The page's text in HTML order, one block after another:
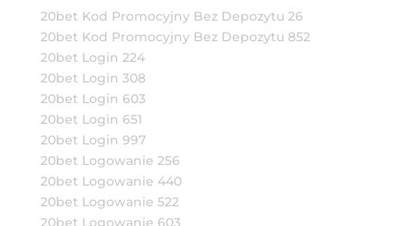
20bet Kod Promocyjny Bez Depozytu 26
20bet Kod Promocyjny Bez Depozytu 852
20bet Login 224
20bet Login 308
20bet Login 603
20bet Login 651
20bet Login 997
20bet Logowanie 256
20bet Logowanie 440
20bet Logowanie 522
20bet Logowanie 603